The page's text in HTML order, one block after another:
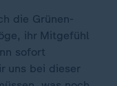
die Grünen-
ihr Mitgefühl
sofort
uns bei dieser